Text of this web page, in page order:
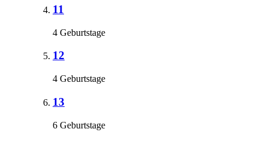
11
4 Geburtstage
12
4 Geburtstage
13
6 Geburtstage